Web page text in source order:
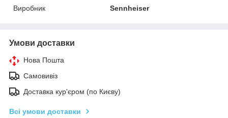
Виробник
Sennheiser
Умови доставки
Нова Пошта
Самовивіз
Доставка кур'єром (по Києву)
Всі умови доставки